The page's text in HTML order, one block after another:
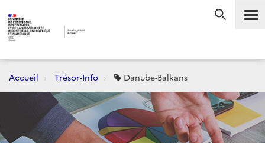
Accueil Trésor-Info Danube-Balkans